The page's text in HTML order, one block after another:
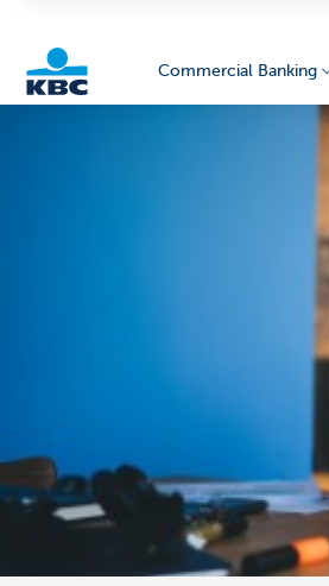
Commercial Banking